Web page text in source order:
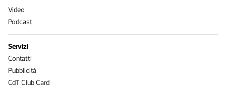
Video
Podcast
Servizi
Contatti
Pubblicità
CdT Club Card